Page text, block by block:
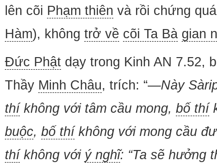
lên cõi Phạm thiên và rồi chứng
Hàm), không trở về cõi Ta Bà gian
Đức Phật dạy trong Kinh AN 7.52,
Thầy Minh Châu, trích: “—Này
thíkhông với tâm cầu mong, bố thí
buộc, bố thíkhông với mong cầu
thíkhông với ý nghĩ: “Ta sẽ hưởng